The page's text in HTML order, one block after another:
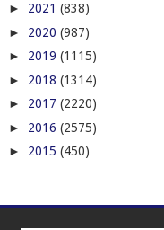
► 2021 (838)
► 2020 (987)
► 2019 (1115)
► 2018 (1314)
► 2017 (2220)
► 2016 (2575)
► 2015 (450)